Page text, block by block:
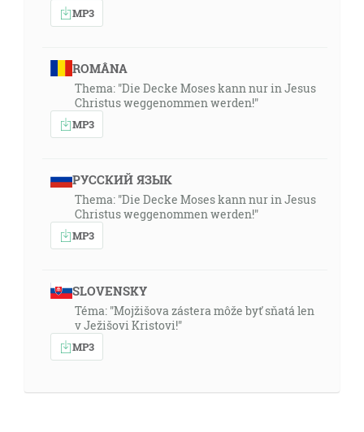
MP3
ROMÂNA
Thema: "Die Decke Moses kann nur in Jesus
Christus weggenommen werden!"
MP3
РУССКИЙ ЯЗЫК
Thema: "Die Decke Moses kann nur in Jesus
Christus weggenommen werden!"
MP3
SLOVENSKY
Téma: "Mojžišova zástera môže byť sňatá len
v Ježišovi Kristovi!"
MP3